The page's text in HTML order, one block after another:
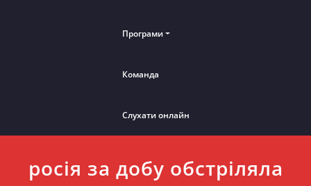
Програми
Команда
Слухати онлайн
росія за добу обстріляла